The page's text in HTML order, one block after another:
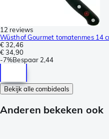
12 reviews
Wüsthof Gourmet tomatenmes 14
€ 32,46
€ 34,90
-7%Bespaar 2,44
Bekijk alle combideals
Anderen bekeken ook